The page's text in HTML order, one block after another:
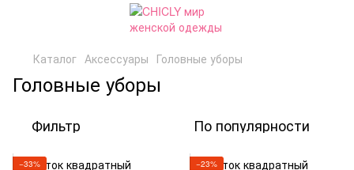
Каталог Аксессуары Головные уборы
Головные уборы
Фильтр По популярности
−33% −23%